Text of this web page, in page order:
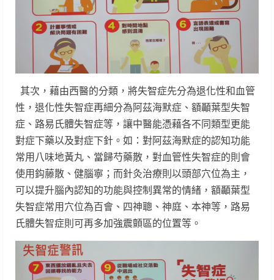
其次，藉由西醫的分類，將失智症先分為退化性和血管
性，退化性失智症再細分為阿茲海默症、額顳葉型失智
症、路易氏體失智症等，讓中醫能憑藉各不同類型更能
對症下藥以及對症下針。如：對阿茲海默症的認知功能
常用八味地黃丸、當歸芍藥散，對血管性失智症的則會
使用鈎藤散、健腦寧；而針灸治療則以頭部穴位為主，
可以提升腦內認知的功能與控制異常的情緒，額顳葉型
失智症常用穴位為百會、四神聰、神庭、本神等，路易
氏體失智症則可再多加強震顫區的位置等。